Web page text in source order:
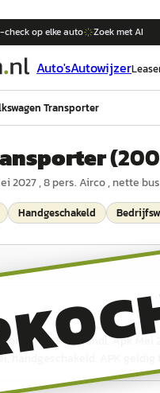
op elkeauto Zoek met AI
Auto'sAutowijzer
Transporter
(
2027 , 8 pers. Airco , nette bus.
Handgeschakeld
2.5 TDI 340 Trendl. Apk
handgeschakeld. APK geldig